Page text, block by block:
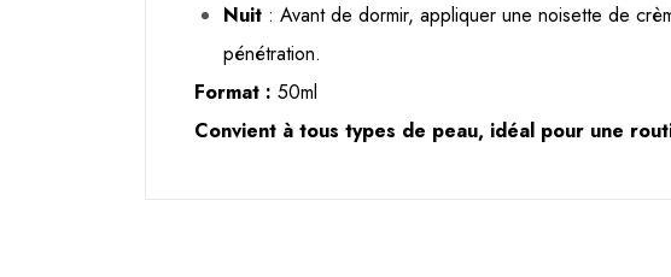
Nuit : Avant de dormir, appliquer une noisette de
pénétration.
Format : 50ml
Convient à tous types de peau, idéal pour une